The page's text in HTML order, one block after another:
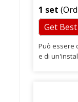
1 set
Get
Può essere
e di